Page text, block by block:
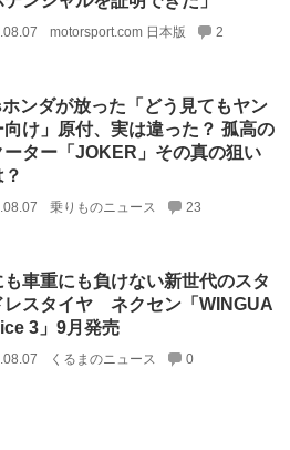
motorsport.com 日本版 2
ホンダが放った「どう見てもヤン
向け」原付、実は違った？ 孤高の
ーター「JOKER」その真の狙い
乗りものニュース 23
も車重にも負けない新世代のスタ
レスタイヤ ネクセン「WINGUA
3」9月発売
くるまのニュース 0